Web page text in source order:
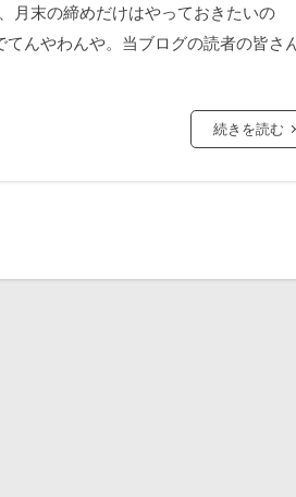
月末の締めだけはやっておきたいの
んやわんや。当ブログの読者の皆さん
続きを読む